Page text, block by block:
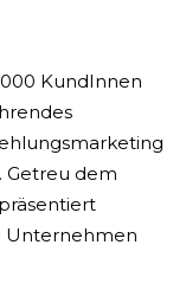
KundInnen
Getreu dem
Unternehmen